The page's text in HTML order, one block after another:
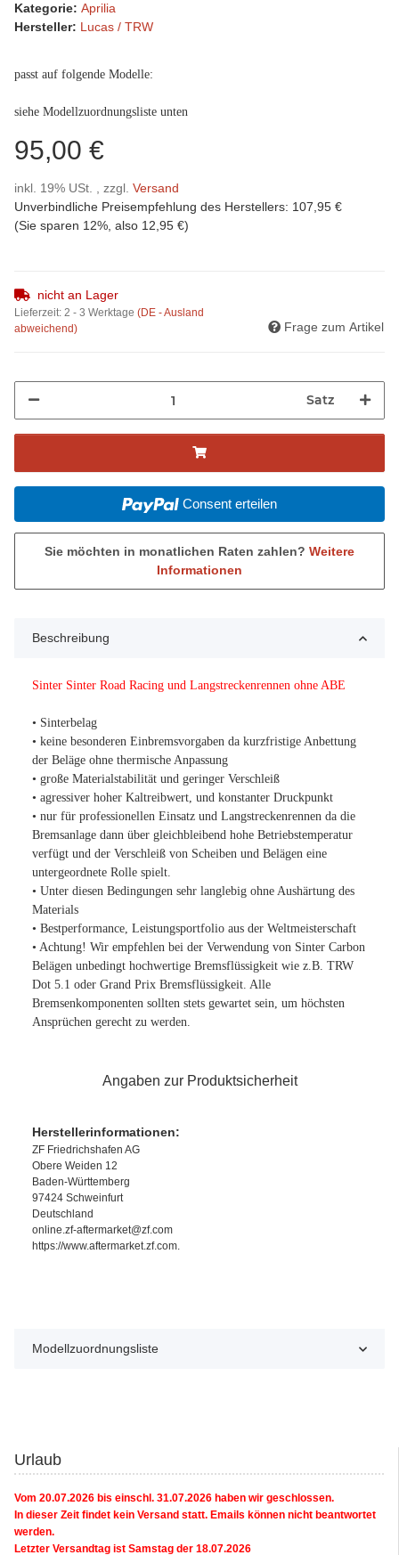
Kategorie: Aprilia
Hersteller: Lucas / TRW
passt auf folgende Modelle:
siehe Modellzuordnungsliste unten
95,00 €
inkl. 19% USt. , zzgl. Versand
Unverbindliche Preisempfehlung des Herstellers: 107,95 €
(Sie sparen 12% , also 12,95 €)
nicht an Lager
Lieferzeit: 2 - 3 Werktage (DE - Ausland
abweichend)
Frage zum Artikel
Satz
Consent erteilen
Sie möchten in monatlichen Raten zahlen? Weitere
Informationen
Beschreibung
Sinter Sinter Road Racing und Langstreckenrennen ohne ABE
• Sinterbelag
• keine besonderen Einbremsvorgaben da kurzfristige Anbettung
der Beläge ohne thermische Anpassung
• große Materialstabilität und geringer Verschleiß
• agressiver hoher Kaltreibwert, und konstanter Druckpunkt
• nur für professionellen Einsatz und Langstreckenrennen da die
Bremsanlage dann über gleichbleibend hohe Betriebstemperatur
verfügt und der Verschleiß von Scheiben und Belägen eine
untergeordnete Rolle spielt.
• Unter diesen Bedingungen sehr langlebig ohne Aushärtung des
Materials
• Bestperformance, Leistungsportfolio aus der Weltmeisterschaft
• Achtung! Wir empfehlen bei der Verwendung von Sinter Carbon
Belägen unbedingt hochwertige Bremsflüssigkeit wie z.B. TRW
Dot 5.1 oder Grand Prix Bremsflüssigkeit. Alle
Bremsenkomponenten sollten stets gewartet sein, um höchsten
Ansprüchen gerecht zu werden.
Angaben zur Produktsicherheit
Herstellerinformationen:
ZF Friedrichshafen AG
Obere Weiden 12
Baden-Württemberg
97424 Schweinfurt
Deutschland
online.zf-aftermarket@zf.com
https://www.aftermarket.zf.com.
Modellzuordnungsliste
Urlaub
Vom 20.07.2026 bis einschl. 31.07.2026 haben wir geschlossen.
In dieser Zeit findet kein Versand statt. Emails können nicht beantwortet
werden.
Letzter Versandtag ist Samstag der 18.07.2026